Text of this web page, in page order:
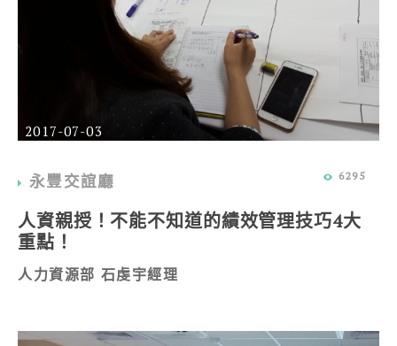
2017-07-03
永豐交誼廳 6295
人資親授！不能不知道的績效管理技巧4大
重點！
人力資源部 石虔宇經理